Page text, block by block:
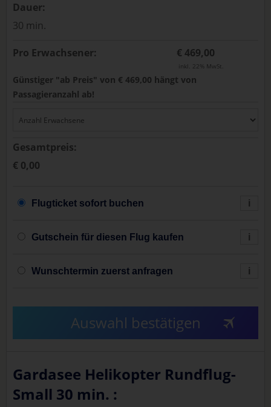
Dauer:
30 min.
Pro Erwachsener: € 469,00
inkl. 22% MwSt.
Günstiger "ab Preis" von € 469,00 hängt von
Passagieranzahl ab!
Gesamtpreis:
€ 0,00
i
Flugticket sofort buchen
i
Gutschein für diesen Flug kaufen
i
Wunschtermin zuerst anfragen
Auswahl bestätigen
Gardasee Helikopter Rundflug-
Small 30 min. :